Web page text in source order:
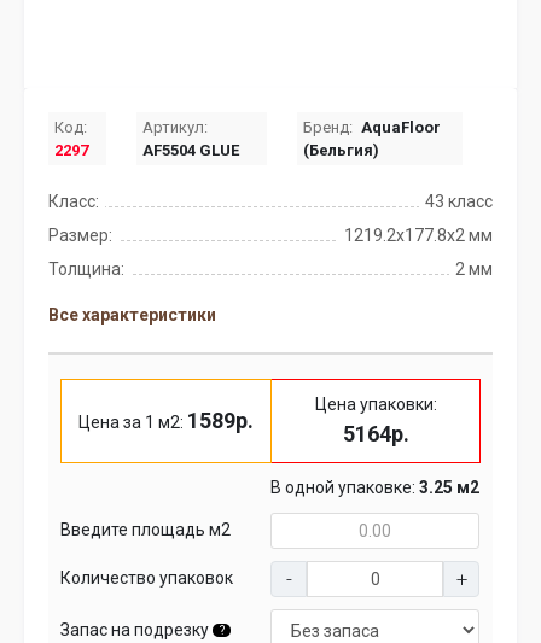
Код:
2297
Артикул:
AF5504 GLUE
Бренд: AquaFloor
(Бельгия)
Класс:
43 класс
Размер:
1219.2x177.8x2 мм
Толщина:
2 мм
Все характеристики
Цена за 1 м2: 1589р.
Цена упаковки:
5164р.
В одной упаковке: 3.25 м2
Введите площадь м2
Количество упаковок
Запас на подрезку ?